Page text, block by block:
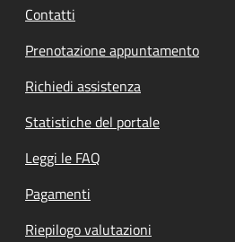
Contatti
Prenotazione appuntamento
Richiedi assistenza
Statistiche del portale
Leggi le FAQ
Pagamenti
Riepilogo valutazioni